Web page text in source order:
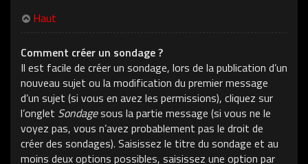
Haut
Comment créer un sondage ?
Il est facile de créer un sondage, lors de la publication d’un
nouveau sujet ou la modification du premier message
d’un sujet (si vous en avez les permissions), cliquez sur
l’onglet Sondagesous la partie message (si vous ne le
voyez pas, vous n’avez probablement pas le droit de
créer des sondages). Saisissez le titre du sondage et au
moins deux options possibles, saisissez une option par